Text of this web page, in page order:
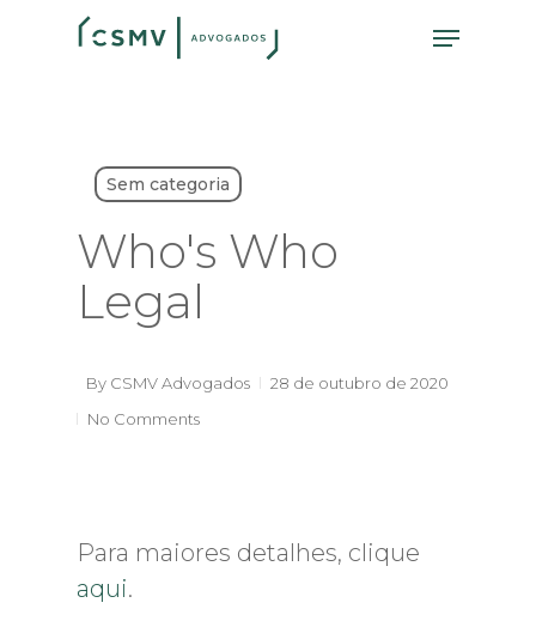
Menu
Sem categoria
Who's Who
Legal
By CSMV Advogados
28 de outubro de 2020
No Comments
Para maiores detalhes, clique
aqui.